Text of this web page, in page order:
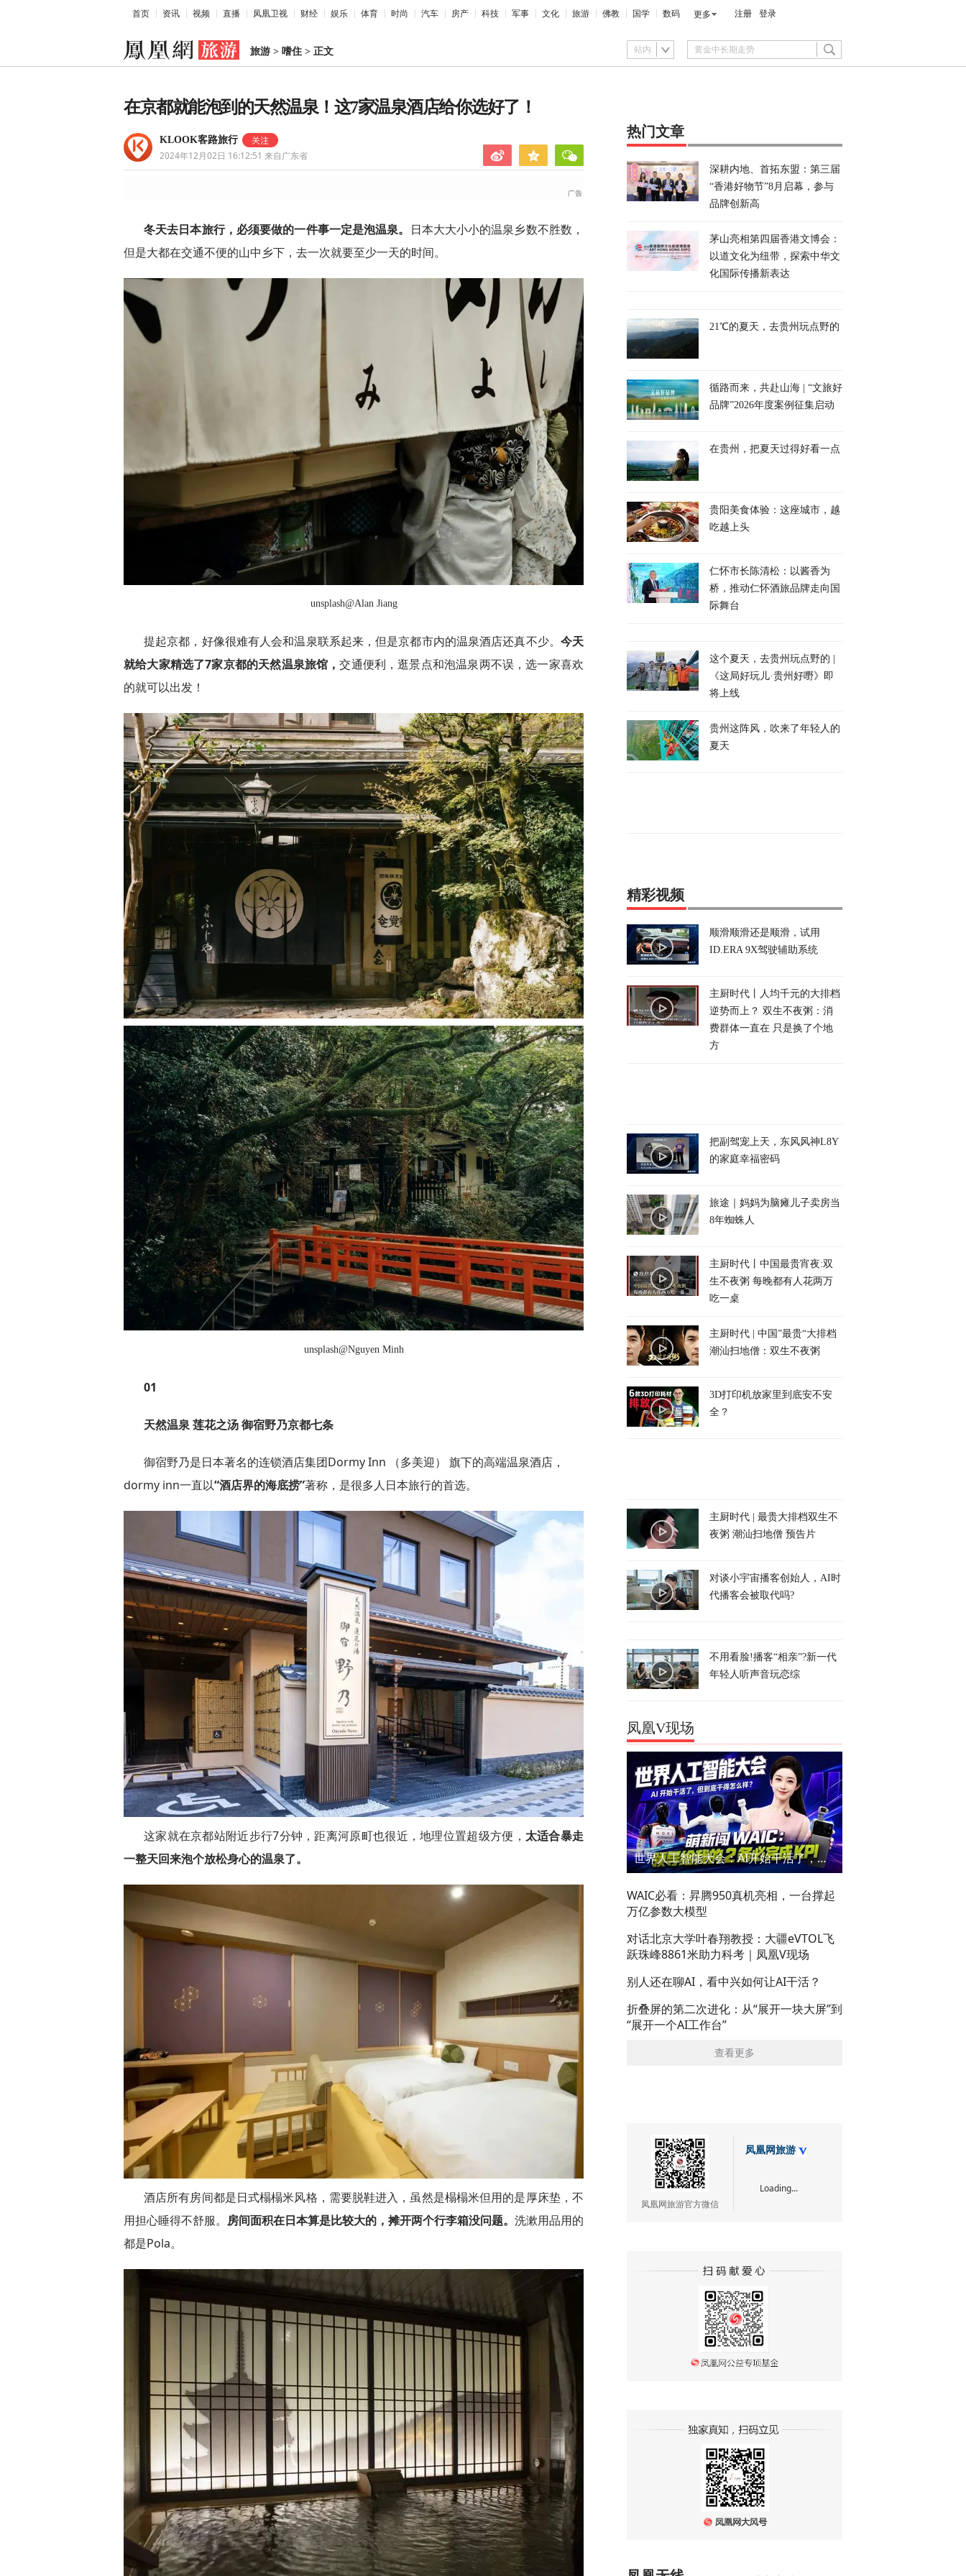
首页 资讯 视频 直播 凤凰卫视 财经 娱乐 体育 时尚 汽车 房产 科技 军事 文化 旅游 佛教 国学 数码 更多 注册 登录
旅游 > 嗜住 > 正文 站内
在京都就能泡到的天然温泉！这7家温泉酒店给你选好了！
KLOOK客路旅行
2024年12月02日 16:12:51 来自广东省
冬天去日本旅行，必须要做的一件事一定是泡温泉。 日本大大小小的温泉乡数不胜数，
但是大都在交通不便的山中乡下，去一次就要至少一天的时间。
unsplash@Alan Jiang
提起京都，好像很难有人会和温泉联系起来，但是京都市内的温泉酒店还真不少。 今天
就给大家精选了7家京都的天然温泉旅馆，交通便利，逛景点和泡温泉两不误，选一家喜欢
的就可以出发！
unsplash@Nguyen Minh
01
天然温泉 莲花之汤 御宿野乃京都七条
御宿野乃是日本著名的连锁酒店集团Dormy Inn （多美迎） 旗下的高端温泉酒店，
dormy inn一直以“酒店界的海底捞”著称，是很多人日本旅行的首选。
这家就在京都站附近步行7分钟，距离河原町也很近，地理位置超级方便， 太适合暴走
一整天回来泡个放松身心的温泉了。
酒店所有房间都是日式榻榻米风格，需要脱鞋进入，虽然是榻榻米但用的是厚床垫，不
用担心睡得不舒服。 房间面积在日本算是比较大的，摊开两个行李箱没问题。 洗漱用品用的
都是Pola。
热门文章
深耕内地、首拓东盟：第三届
“香港好物节”8月启幕，参与
品牌创新高
茅山亮相第四届香港文博会：
以道文化为纽带，探索中华文
化国际传播新表达
21℃的夏天，去贵州玩点野的
循路而来，共赴山海 | “文旅好
品牌”2026年度案例征集启动
在贵州，把夏天过得好看一点
贵阳美食体验：这座城市，越
吃越上头
仁怀市长陈清松：以酱香为
桥，推动仁怀酒旅品牌走向国
际舞台
这个夏天，去贵州玩点野的 |
《这局好玩儿·贵州好嘢》即
将上线
贵州这阵风，吹来了年轻人的
夏天
精彩视频
顺滑顺滑还是顺滑，试用
ID.ERA 9X驾驶辅助系统
主厨时代丨人均千元的大排档
逆势而上？ 双生不夜粥：消
费群体一直在 只是换了个地
方
把副驾宠上天，东风风神L8Y
的家庭幸福密码
旅途｜妈妈为脑瘫儿子卖房当
8年蜘蛛人
主厨时代丨中国最贵宵夜:双
生不夜粥 每晚都有人花两万
吃一桌
主厨时代 | 中国”最贵“大排档
潮汕扫地僧：双生不夜粥
3D打印机放家里到底安不安
全？
主厨时代 | 最贵大排档双生不
夜粥 潮汕扫地僧 预告片
对谈小宇宙播客创始人，AI时
代播客会被取代吗?
不用看脸!播客“相亲”?新一代
年轻人听声音玩恋综
凤凰V现场
世界人工智能大会：AI开始干活了，但到底干的怎么样？萌新闯WAIC
WAIC必看：昇腾950真机亮相，一台撑起
万亿参数大模型
对话北京大学叶春翔教授：大疆eVTOL飞
跃珠峰8861米助力科考｜凤凰V现场
别人还在聊AI，看中兴如何让AI干活？
折叠屏的第二次进化：从“展开一块大屏”到
“展开一个AI工作台”
查看更多
凤凰网旅游官方微信
凤凰网旅游
Loading...